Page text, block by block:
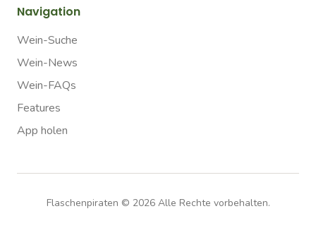
Navigation
Wein-Suche
Wein-News
Wein-FAQs
Features
App holen
Flaschenpiraten © 2026Alle Rechte vorbehalten.